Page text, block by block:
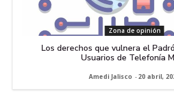
Zona de opinión
Los derechos que vulnera el
Usuarios de Telefonía
Amedi Jalisco - 20 abril,